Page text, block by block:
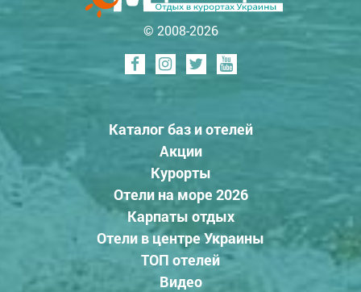
© 2008-2026
Каталог баз и отелей
Акции
Курорты
Отели на море 2026
Карпаты отдых
Отели в центре Украины
ТОП отелей
Видео